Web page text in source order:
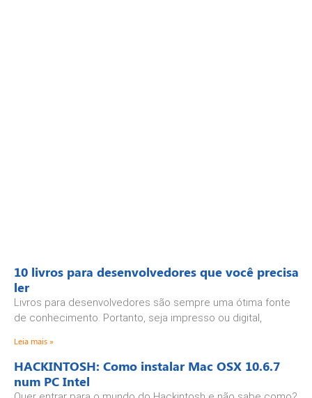
10 livros para desenvolvedores que você precisa
ler
Livros para desenvolvedores são sempre uma ótima fonte
de conhecimento. Portanto, seja impresso ou digital,
Leia mais »
HACKINTOSH: Como instalar Mac OSX 10.6.7
num PC Intel